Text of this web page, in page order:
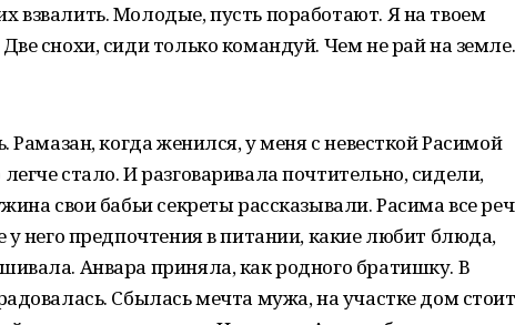
взвалить. Молодые, пусть поработают. Я на твоем
снохи, сиди только командуй. Чем не рай на земле.
Рамазан, когда женился, у меня с невесткой Расимой
стало. И разговаривала почтительно, сидели,
свои бабьи секреты рассказывали. Расима все
у него предпочтения в питании, какие любит блюда,
Анвара приняла, как родного братишку. В
Сбылась мечта мужа, на участке дом стоит